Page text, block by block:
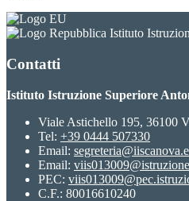
Istituto
Contatti
Istituto Istruzione Superiore
Viale Astichello 195, 36100
Tel: +39 0444 507330
Email:
Email:
PEC:
C.F.: 80016610240